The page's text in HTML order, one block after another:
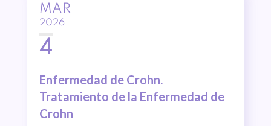
MAR
2026
4
Enfermedad de Crohn.
Tratamiento de la Enfermedad de
Crohn